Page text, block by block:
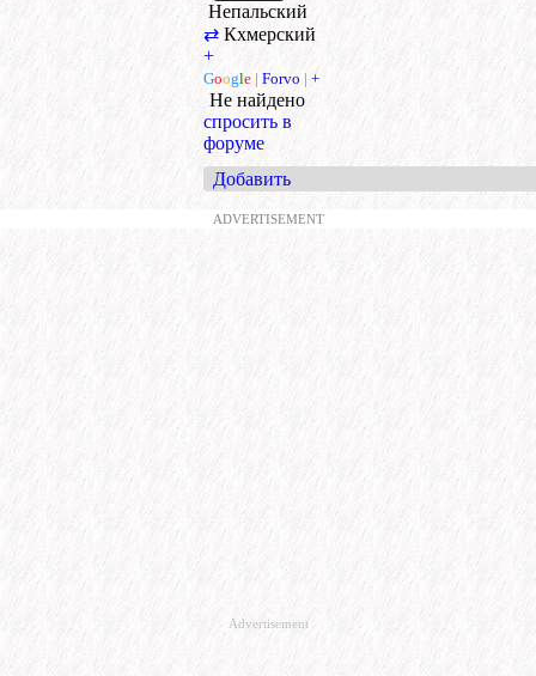
Непальский
⇄ Кхмерский
+
Google | Forvo | +
Не найдено
спросить в
форуме
Добавить
ADVERTISEMENT
Advertisement